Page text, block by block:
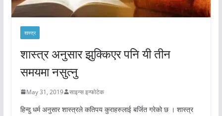
शास्त्र
शास्त्र अनुसार झुक्किएर पनि यी तीन
समयमा नसुत्नु
May 31, 2019 साइन्स इन्फोटेक
हिन्दु धर्म अनुसार शास्त्रले कतिपय कुराहरुलाई बर्जित गरेको छ । शास्त्र